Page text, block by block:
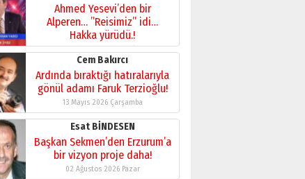
Ahmed Yesevi’den bir
Alperen… ”Reisimiz” idi…
Hakka yürüdü.!
26 Mart 2026 Perşembe
Cem Bakırcı
Ardında bıraktığı hatıralarıyla
gönül adamı Faruk Terzioğlu!
13 Mayıs 2026 Çarşamba
Esat BİNDESEN
Başkan Sekmen’den Erzurum’a
bir vizyon proje daha!
02 Ağustos 2026 Pazar